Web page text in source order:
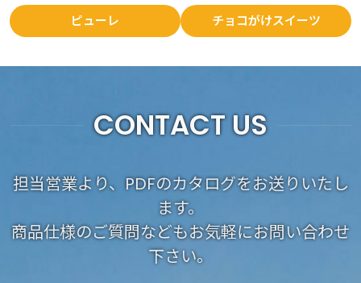
ピューレ チョコがけスイーツ
CONTACT US
担当営業より、PDFのカタログをお送りいたし
ます。
商品仕様のご質問などもお気軽にお問い合わせ
下さい。